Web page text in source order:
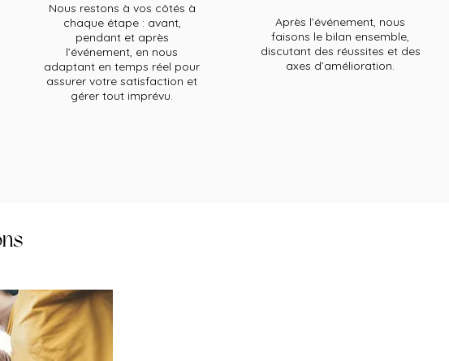
Nous restons à vos côtés à
chaque étape : avant,
pendant et après
l’événement, en nous
adaptant en temps réel pour
assurer votre satisfaction et
gérer tout imprévu.
Après l’événement, nous
faisons le bilan ensemble,
discutant des réussites et des
axes d’amélioration.